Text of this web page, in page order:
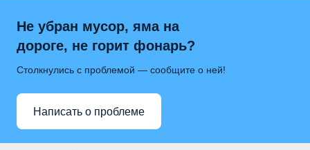
Не убран мусор, яма на
дороге, не горит фонарь?
Столкнулись с проблемой — сообщите о ней!
Написать о проблеме